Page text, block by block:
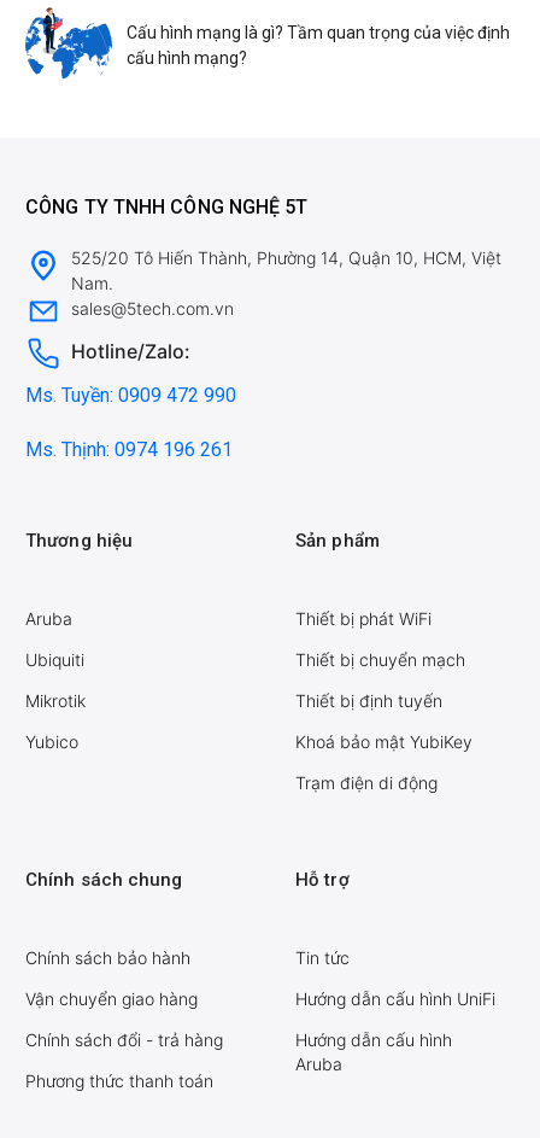
Cấu hình mạng là gì? Tầm quan trọng của việc định
cấu hình mạng?
CÔNG TY TNHH CÔNG NGHỆ 5T
525/20 Tô Hiến Thành, Phường 14, Quận 10, HCM, Việt
Nam.
sales@5tech.com.vn
Hotline/Zalo:
Ms. Tuyền: 0909 472 990
Ms. Thịnh: 0974 196 261
Thương hiệu
Aruba
Ubiquiti
Mikrotik
Yubico
Sản phẩm
Thiết bị phát WiFi
Thiết bị chuyển mạch
Thiết bị định tuyến
Khoá bảo mật YubiKey
Trạm điện di động
Chính sách chung
Chính sách bảo hành
Vận chuyển giao hàng
Chính sách đổi - trả hàng
Phương thức thanh toán
Hỗ trợ
Tin tức
Hướng dẫn cấu hình UniFi
Hướng dẫn cấu hình
Aruba